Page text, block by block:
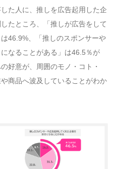
た人に、推しを広告起用した企
たところ、「推しが広告をして
46.9%、「推しのスポンサーや
なることがある」は46.5％が
好意が、周囲のモノ・コト・
商品へ波及していることがわか